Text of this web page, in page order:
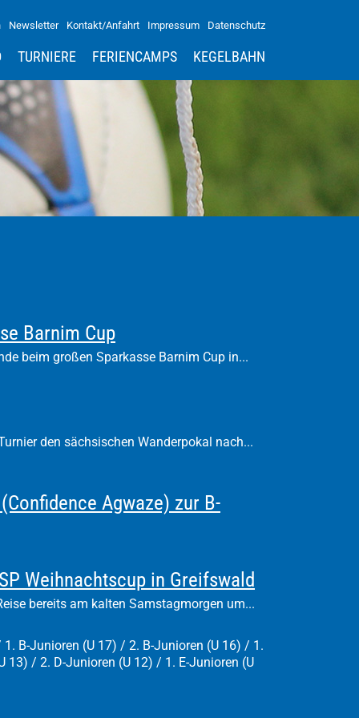
Newsletter Kontakt/Anfahrt Impressum Datenschutz
TURNIERE FERIENCAMPS KEGELBAHN
Barnim Cup
beim großen Sparkasse Barnim Cup in...
den sächsischen Wanderpokal nach...
Agwaze) zur B-
Weihnachtscup in Greifswald
bereits am kalten Samstagmorgen um...
B-Junioren (U 17) / 2. B-Junioren (U 16) / 1.
13) / 2. D-Junioren (U 12) / 1. E-Junioren (U